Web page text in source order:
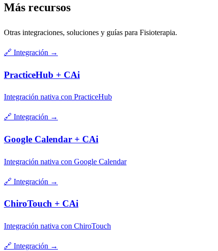
Más recursos
Otras integraciones, soluciones y guías para Fisioterapia.
🔗 Integración →
PracticeHub + CAi
Integración nativa con PracticeHub
🔗 Integración →
Google Calendar + CAi
Integración nativa con Google Calendar
🔗 Integración →
ChiroTouch + CAi
Integración nativa con ChiroTouch
🔗 Integración →